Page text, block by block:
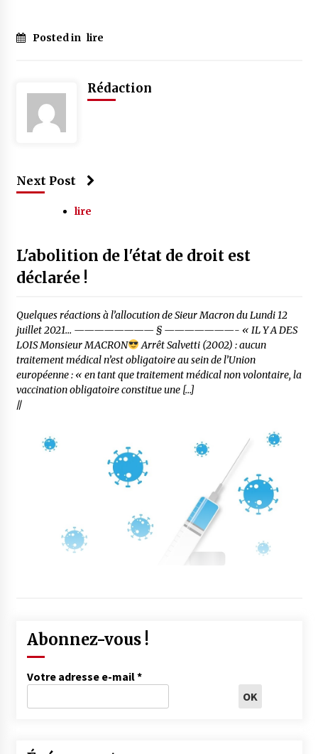
Posted in lire
Rédaction
Next Post
lire
L'abolition de l'état de droit est
déclarée !
Quelques réactions à l’allocution de Sieur Macron du Lundi 12
juillet 2021… ———————— § ———————- « IL Y A DES
LOIS Monsieur MACRON
Arrêt Salvetti (2002) : aucun
traitement médical n’est obligatoire au sein de l’Union
européenne : « en tant que traitement médical non volontaire, la
vaccination obligatoire constitue une […]
//
Abonnez-vous !
Votre adresse e-mail*